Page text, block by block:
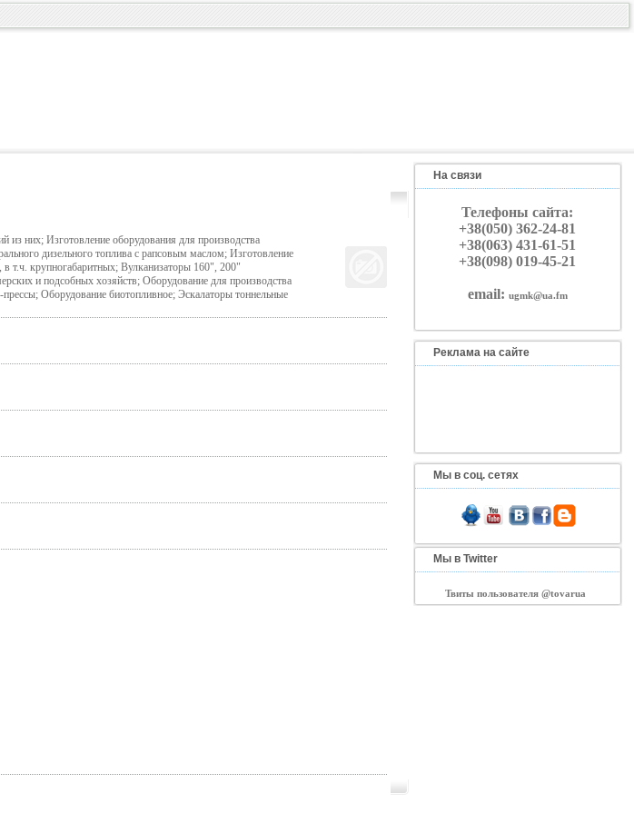
из них; Изготовление оборудования для производства
дизельного топлива с рапсовым маслом; Изготовление
т.ч. крупногабаритных; Вулканизаторы 160", 200"
и подсобных хозяйств; Оборудование для производства
Оборудование биотопливное; Эскалаторы тоннельные
На связи
Телефоны сайта:
+38(050) 362-24-81
+38(063) 431-61-51
+38(098) 019-45-21
email: ugmk@ua.fm
Реклама на сайте
Мы в соц. сетях
Мы в Twitter
Твиты пользователя @tovarua